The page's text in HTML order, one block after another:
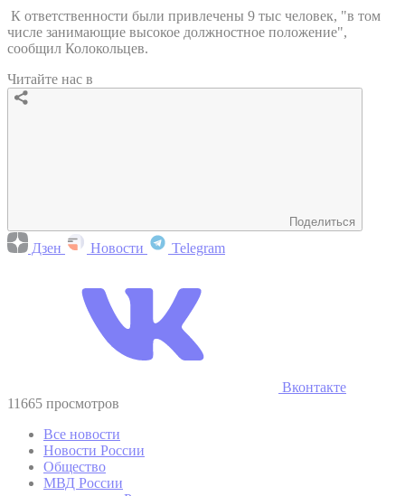
К ответственности были привлечены 9 тыс человек, "в том
числе занимающие высокое должностное положение",
сообщил Колокольцев.
Читайте нас в
Поделиться
Дзен Новости Telegram
Вконтакте
11665 просмотров
Все новости
Новости России
Общество
МВД России